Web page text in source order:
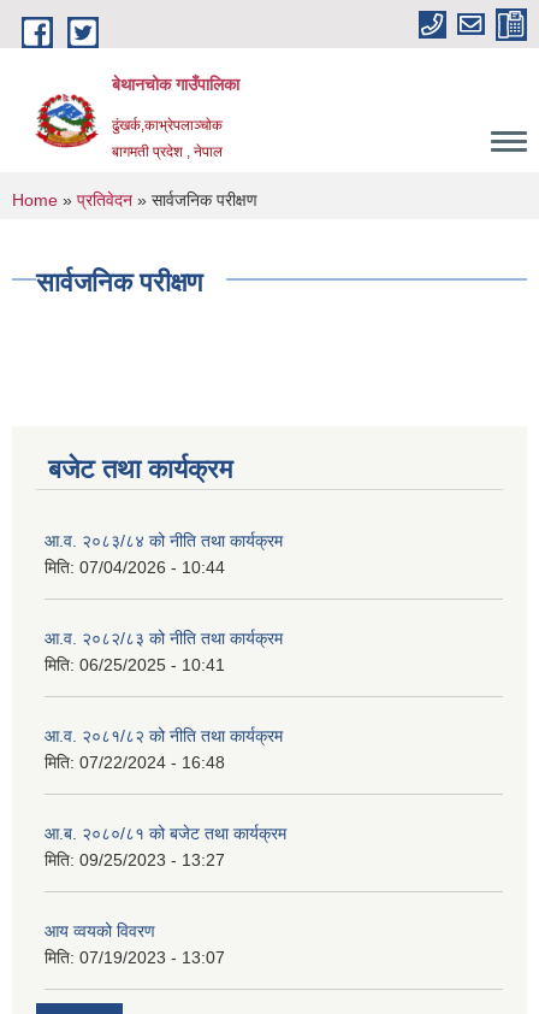
Skip to main content
बेथानचोक गाउँपालिका
ढुंखर्क,काभ्रेपलाञ्चाेक
बागमती प्रदेश , नेपाल
You are here
Home » प्रतिवेदन » सार्वजनिक परीक्षण
सार्वजनिक परीक्षण
बजेट तथा कार्यक्रम
आ.व. २०८३/८४ को नीति तथा कार्यक्रम
मिति: 07/04/2026 - 10:44
आ.व. २०८२/८३ को नीति तथा कार्यक्रम
मिति: 06/25/2025 - 10:41
आ.व. २०८१/८२ को नीति तथा कार्यक्रम
मिति: 07/22/2024 - 16:48
आ.ब. २०८०/८१ को बजेट तथा कार्यक्रम
मिति: 09/25/2023 - 13:27
आय व्वयको विवरण
मिति: 07/19/2023 - 13:07